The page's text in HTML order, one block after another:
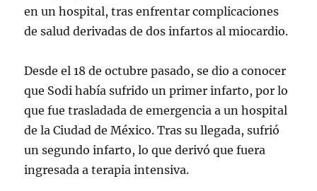
en un hospital, tras enfrentar complicaciones
de salud derivadas de dos infartos al miocardio.
Desde el 18 de octubre pasado, se dio a conocer
que Sodi había sufrido un primer infarto, por lo
que fue trasladada de emergencia a un hospital
de la Ciudad de México. Tras su llegada, sufrió
un segundo infarto, lo que derivó que fuera
ingresada a terapia intensiva.